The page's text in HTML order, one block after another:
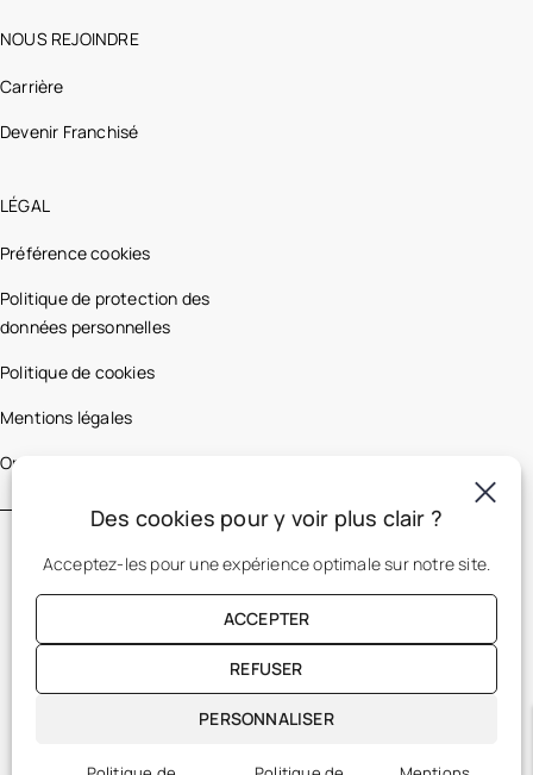
NOUS REJOINDRE
Carrière
Devenir Franchisé
LÉGAL
Préférence cookies
Politique de protection des
données personnelles
Politique de cookies
Mentions légales
Optic 2000 France
FR
Des cookies pour y voir plus clair ?
Acceptez-les pour une expérience optimale sur notre site.
ACCEPTER
REFUSER
PERSONNALISER